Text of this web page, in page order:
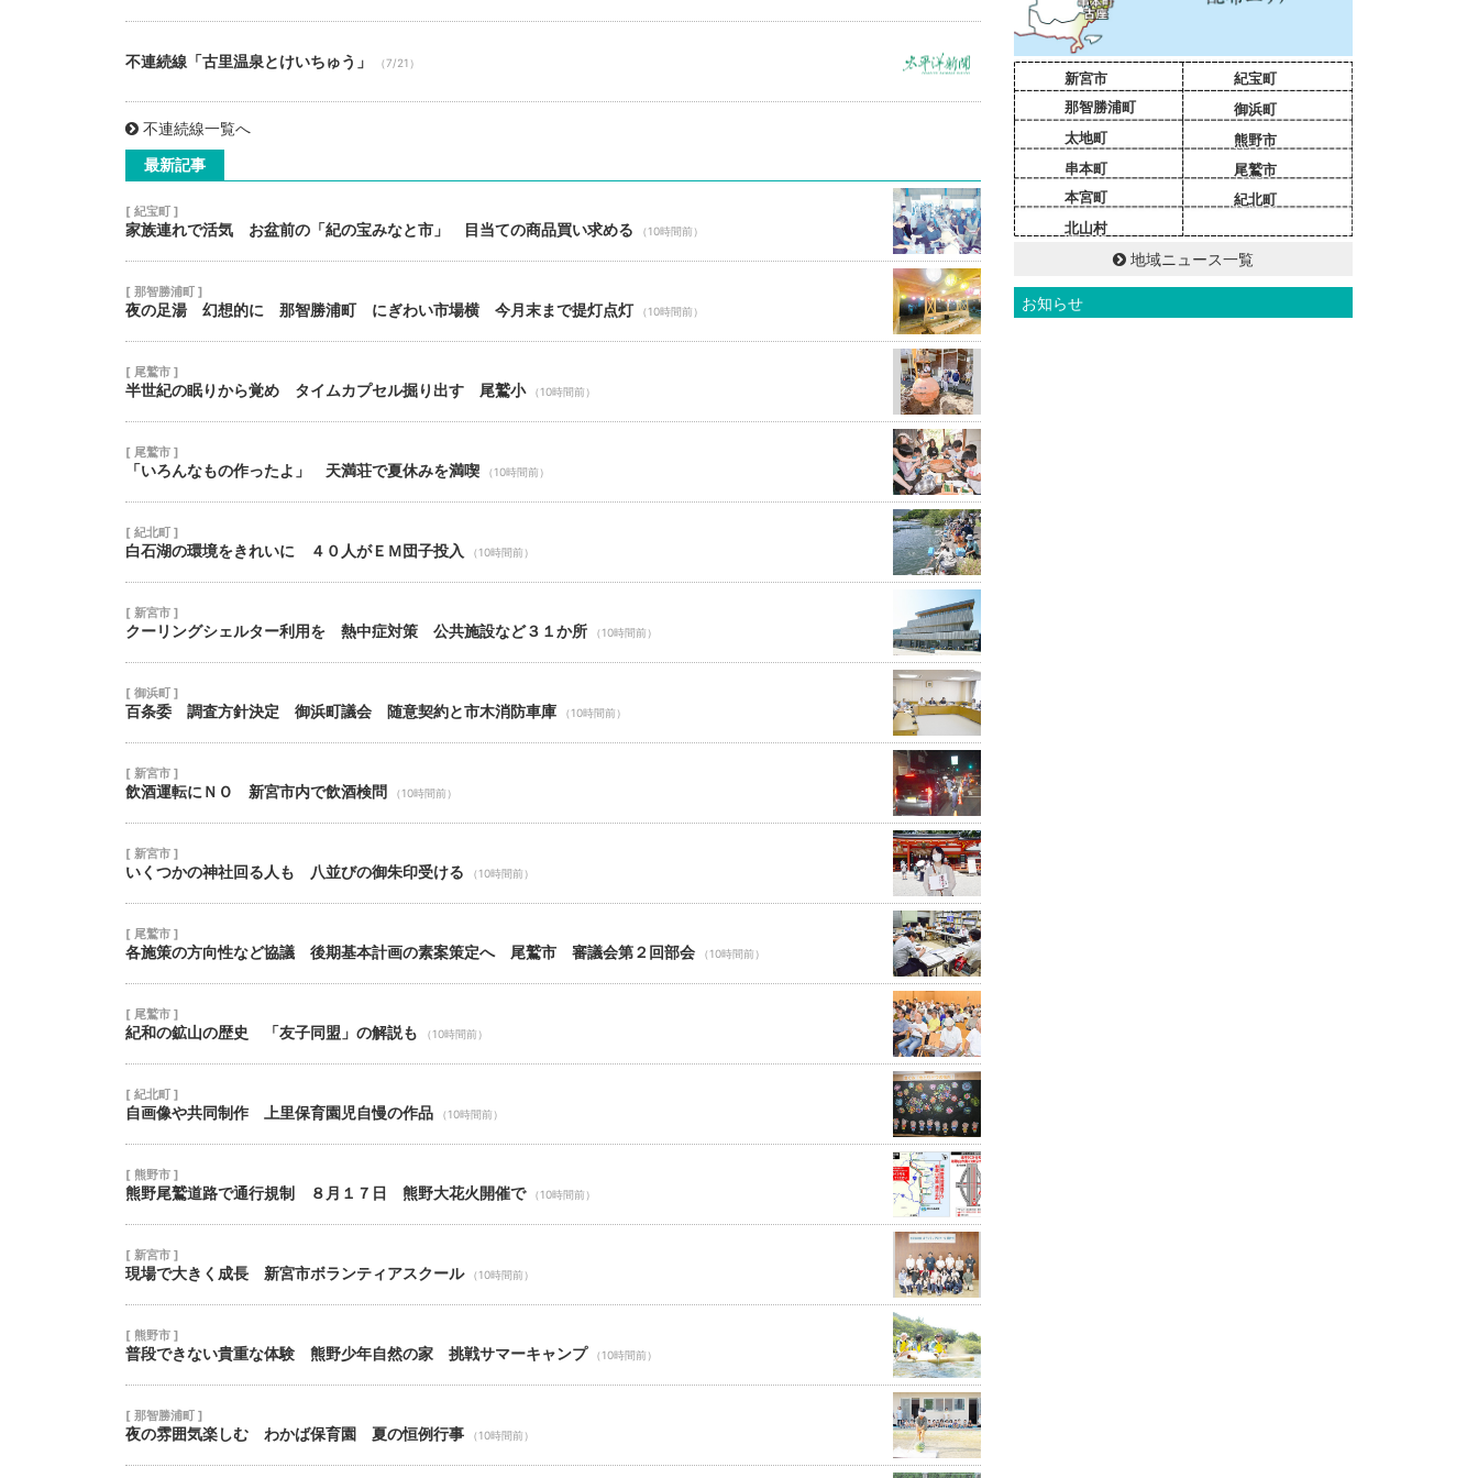
不連続線「古里温泉とけいちゅう」 （7/21）
不連続線一覧へ
最新記事
[ 紀宝町 ]
家族連れで活気 お盆前の「紀の宝みなと市」 目当ての商品買い求める （10時間前）
[ 那智勝浦町 ]
夜の足湯 幻想的に 那智勝浦町 にぎわい市場横 今月末まで提灯点灯 （10時間前）
[ 尾鷲市 ]
半世紀の眠りから覚め タイムカプセル掘り出す 尾鷲小 （10時間前）
[ 尾鷲市 ]
「いろんなもの作ったよ」 天満荘で夏休みを満喫 （10時間前）
[ 紀北町 ]
白石湖の環境をきれいに ４０人がＥＭ団子投入 （10時間前）
[ 新宮市 ]
クーリングシェルター利用を 熱中症対策 公共施設など３１か所 （10時間前）
[ 御浜町 ]
百条委 調査方針決定 御浜町議会 随意契約と市木消防車庫 （10時間前）
[ 新宮市 ]
飲酒運転にＮＯ 新宮市内で飲酒検問 （10時間前）
[ 新宮市 ]
いくつかの神社回る人も 八並びの御朱印受ける （10時間前）
[ 尾鷲市 ]
各施策の方向性など協議 後期基本計画の素案策定へ 尾鷲市 審議会第２回部会 （10時間前）
[ 尾鷲市 ]
紀和の鉱山の歴史 「友子同盟」の解説も （10時間前）
[ 紀北町 ]
自画像や共同制作 上里保育園児自慢の作品 （10時間前）
[ 熊野市 ]
熊野尾鷲道路で通行規制 ８月１７日 熊野大花火開催で （10時間前）
[ 新宮市 ]
現場で大きく成長 新宮市ボランティアスクール （10時間前）
[ 熊野市 ]
普段できない貴重な体験 熊野少年自然の家 挑戦サマーキャンプ （10時間前）
[ 那智勝浦町 ]
夜の雰囲気楽しむ わかば保育園 夏の恒例行事 （10時間前）
新宮市
那智勝浦町
太地町
串本町
本宮町
北山村
紀宝町
御浜町
熊野市
尾鷲市
紀北町
地域ニュース一覧
お知らせ